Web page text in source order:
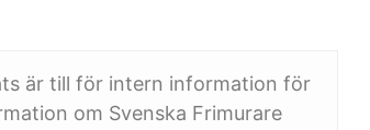
är till för intern information för
om Svenska Frimurare